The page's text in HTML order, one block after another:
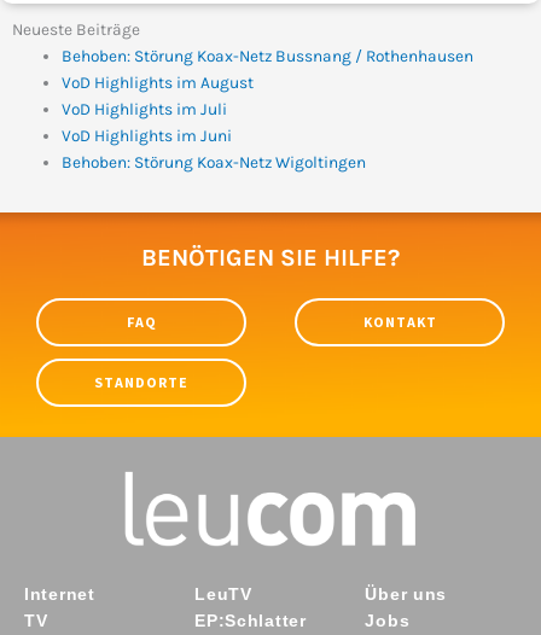
Neueste Beiträge
Behoben: Störung Koax-Netz Bussnang / Rothenhausen
VoD Highlights im August
VoD Highlights im Juli
VoD Highlights im Juni
Behoben: Störung Koax-Netz Wigoltingen
BENÖTIGEN SIE HILFE?
FAQ KONTAKT
STANDORTE
Internet
TV
LeuTV
EP:Schlatter
Über uns
Jobs